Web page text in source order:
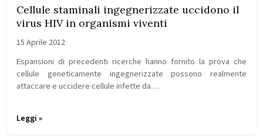
Cellule staminali ingegnerizzate uccidono il
virus HIV in organismi viventi
15 Aprile 2012
Espansioni di precedenti ricerche hanno fornito la prova che
cellule geneticamente ingegnerizzate possono realmente
attaccare e uccidere cellule infette da…
Leggi »